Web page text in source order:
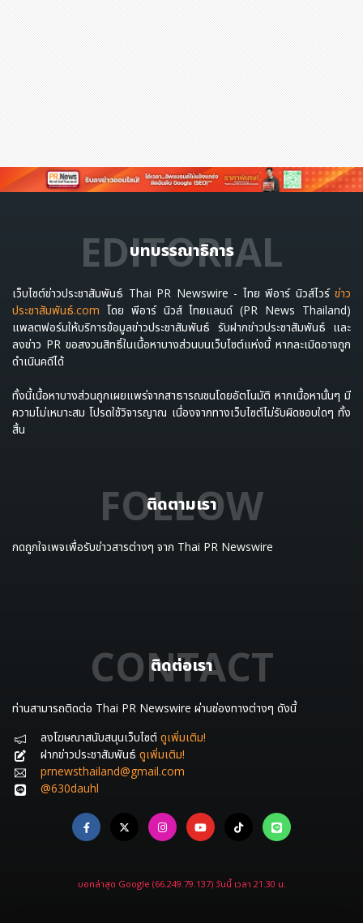
บทบรรณาธิการ
EDITORIAL
เว็บไซต์ข่าวประชาสัมพันธ์ Thai PR Newswire - ไทย พีอาร์ นิวส์ไวร์ ข่าว
ประชาสัมพันธ์.com โดย พีอาร์ นิวส์ ไทยแลนด์ (PR News Thailand)
แพลตฟอร์มให้บริการข้อมูลข่าวประชาสัมพันธ์ รับฝากข่าวประชาสัมพันธ์ และ
ลงข่าว PR ขอสงวนสิทธิ์ในเนื้อหาบางส่วนบนเว็บไซต์แห่งนี้ หากละเมิดอาจถูก
ดำเนินคดีได้
ทั้งนี้เนื้อหาบางส่วนถูกเผยแพร่จากสาธารณชนโดยอัตโนมัติ หากเนื้อหานั้นๆ มี
ความไม่เหมาะสม โปรดใช้วิจารญาณ เนื่องจากทางเว็บไซต์ไม่รับผิดชอบใดๆ ทั้ง
สิ้น
ติดตามเรา
FOLLOW
กดถูกใจเพจเพื่อรับข่าวสารต่างๆ จาก Thai PR Newswire
ติดต่อเรา
CONTACT
ท่านสามารถติดต่อ Thai PR Newswire ผ่านช่องทางต่างๆ ดังนี้
ลงโฆษณาสนับสนุนเว็บไซต์ ดูเพิ่มเติม!
ฝากข่าวประชาสัมพันธ์ ดูเพิ่มเติม!
prnewsthailand@gmail.com
@630dauhl
บอทล่าสุด Google (66.249.79.137) วันนี้ เวลา 21.30 น.